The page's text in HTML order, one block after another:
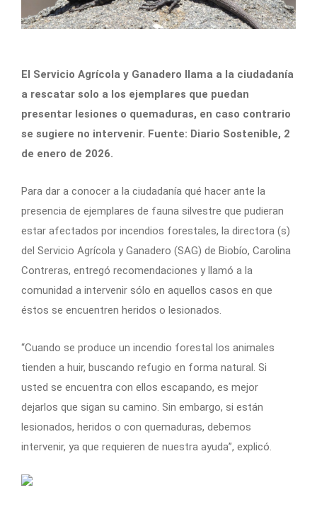
El Servicio Agrícola y Ganadero llama a la ciudadanía
a rescatar solo a los ejemplares que puedan
presentar lesiones o quemaduras, en caso contrario
se sugiere no intervenir. Fuente: Diario Sostenible, 2
de enero de 2026.
Para dar a conocer a la ciudadanía qué hacer ante la
presencia de ejemplares de fauna silvestre que pudieran
estar afectados por incendios forestales, la directora (s)
del Servicio Agrícola y Ganadero (SAG) de Biobío, Carolina
Contreras, entregó recomendaciones y llamó a la
comunidad a intervenir sólo en aquellos casos en que
éstos se encuentren heridos o lesionados.
“Cuando se produce un incendio forestal los animales
tienden a huir, buscando refugio en forma natural. Si
usted se encuentra con ellos escapando, es mejor
dejarlos que sigan su camino. Sin embargo, si están
lesionados, heridos o con quemaduras, debemos
intervenir, ya que requieren de nuestra ayuda”, explicó.